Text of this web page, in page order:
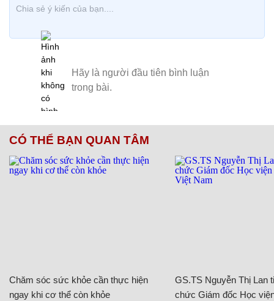
CÓ THỂ BẠN QUAN TÂM
Chăm sóc sức khỏe cần thực hiện
ngay khi cơ thể còn khỏe
GS.TS Nguyễn Thị Lan
chức Giám đốc Học